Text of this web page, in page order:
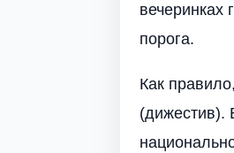
вечеринках
порога.
Как
(дижестив).